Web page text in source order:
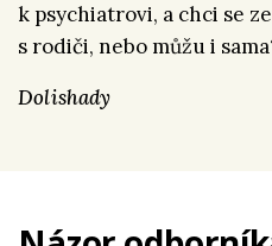
k psychiatrovi, a chci se
s rodiči, nebo můžu i
Dolishady